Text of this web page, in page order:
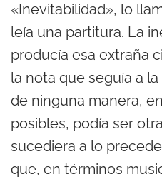
«Inevitabilidad», lo
leía una partitura. La
producía esa extraña
la nota que seguía a
de ninguna manera,
posibles, podía ser
sucediera a lo
que, en términos